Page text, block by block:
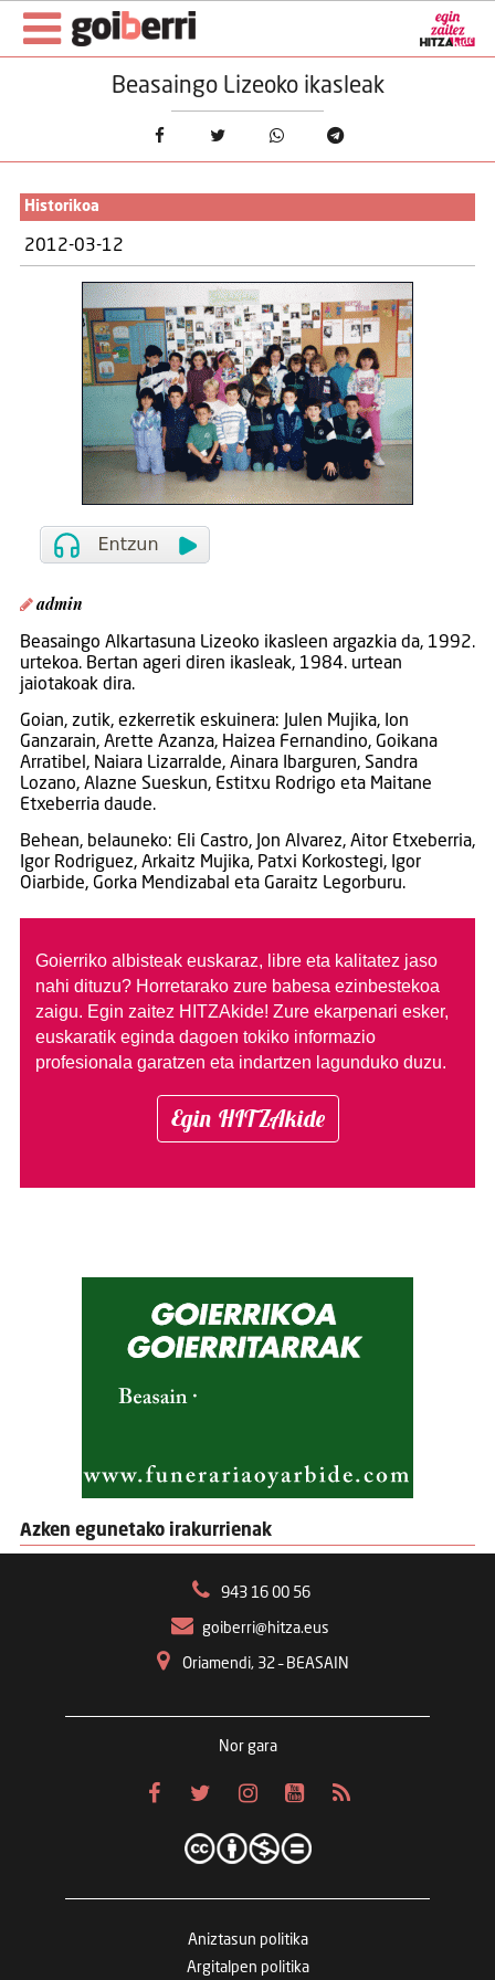
Beasaingo Lizeoko ikasleak
Historikoa
2012-03-12
admin
Beasaingo Alkartasuna Lizeoko ikasleen argazkia da, 1992.
urtekoa. Bertan ageri diren ikasleak, 1984. urtean
jaiotakoak dira.
Goian, zutik, ezkerretik eskuinera: Julen Mujika, Ion
Ganzarain, Arette Azanza, Haizea Fernandino, Goikana
Arratibel, Naiara Lizarralde, Ainara Ibarguren, Sandra
Lozano, Alazne Sueskun, Estitxu Rodrigo eta Maitane
Etxeberria daude.
Behean, belauneko: Eli Castro, Jon Alvarez, Aitor Etxeberria,
Igor Rodriguez, Arkaitz Mujika, Patxi Korkostegi, Igor
Oiarbide, Gorka Mendizabal eta Garaitz Legorburu.
Goierriko albisteak euskaraz, libre eta kalitatez jaso
nahi dituzu? Horretarako zure babesa ezinbestekoa
zaigu. Egin zaitez HITZAkide! Zure ekarpenari esker,
euskaratik eginda dagoen tokiko informazio
profesionala garatzen eta indartzen lagunduko duzu.
Egin HITZAkide
Azken egunetako irakurrienak
943 16 00 56
goiberri@hitza.eus
Oriamendi, 32 – BEASAIN
Nor gara
Aniztasun politika
Argitalpen politika